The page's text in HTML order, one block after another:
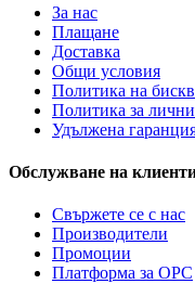
За нас
Плащане
Доставка
Общи условия
Политика на
Политика за
Удължена
Обслужване на
Свържете се с нас
Производители
Промоции
Платформа за ОРС